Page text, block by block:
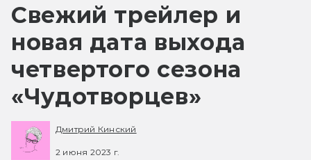
Свежий трейлер и
новая дата выхода
четвертого сезона
«Чудотворцев»
Дмитрий Кинский
2 июня 2023 г.